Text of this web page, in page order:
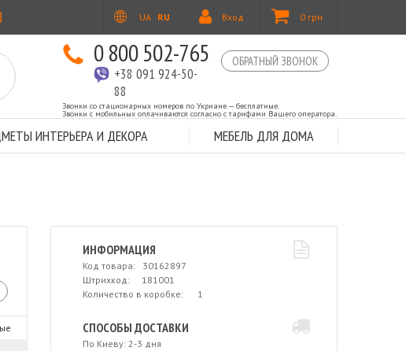
0 грн
Вход
UA RU
0 800 502-765 ОБРАТНЫЙ ЗВОНОК
+38 091 924-50-
88
Звонки со стационарных номеров по Укриане — бесплатные.
Звонки с мобильных оплачиваются согласно с тарифами Вашего оператора.
ИНТЕРЬЕРА И ДЕКОРА МЕБЕЛЬ ДЛЯ ДОМА
ИНФОРМАЦИЯ
Код товара: 30162897
Штрихкод: 181001
Количество в коробке: 1
СПОСОБЫ ДОСТАВКИ
По Киеву: 2-3 дня